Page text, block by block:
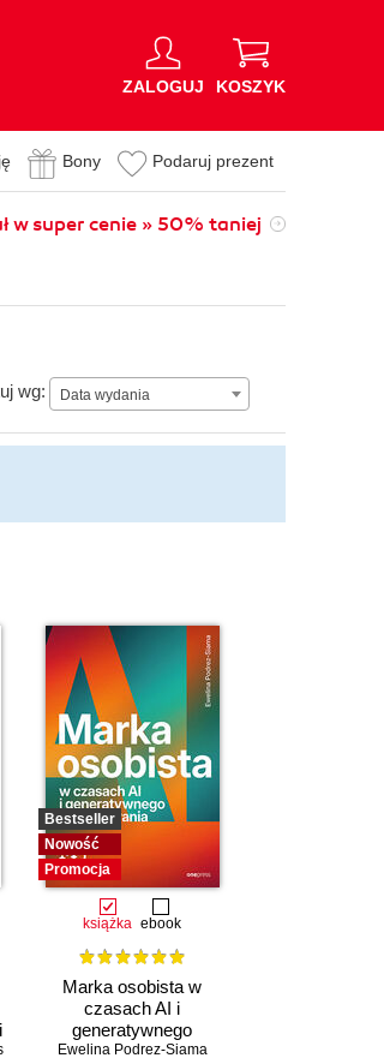
ZALOGUJ KOSZYK
Bony Podaruj prezent
w super cenie » 50% taniej
wg: Data wydania
Data wydania
Bestseller
Nowość
Promocja
książka ebook
Marka osobista w
czasach AI i
generatywnego
wyszukiwania
Ewelina Podrez-Siama